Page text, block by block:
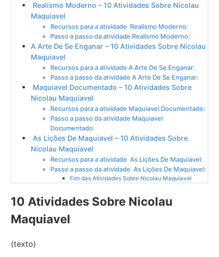
Realismo Moderno – 10 Atividades Sobre Nicolau
Maquiavel
Recursos para a atividade Realismo Moderno:
Passo a passo da atividade Realismo Moderno:
A Arte De Se Enganar – 10 Atividades Sobre Nicolau
Maquiavel
Recursos para a atividade A Arte De Se Enganar:
Passo a passo da atividade A Arte De Se Enganar:
Maquiavel Documentado – 10 Atividades Sobre
Nicolau Maquiavel
Recursos para a atividade Maquiavel Documentado:
Passo a passo da atividade Maquiavel
Documentado:
As Lições De Maquiavel – 10 Atividades Sobre
Nicolau Maquiavel
Recursos para a atividade As Lições De Maquiavel:
Passo a passo da atividade As Lições De Maquiavel:
Fim das Atividades Sobre Nicolau Maquiavel
10 Atividades Sobre Nicolau
Maquiavel
(texto)